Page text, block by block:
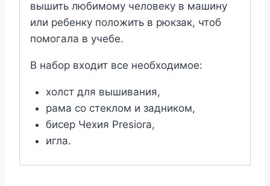
вышить любимому человеку в машину
или ребенку положить в рюкзак, чтоб
помогала в учебе.
В набор входит все необходимое:
холст для вышивания,
рама со стеклом и задником,
бисер Чехия Presiora,
игла.